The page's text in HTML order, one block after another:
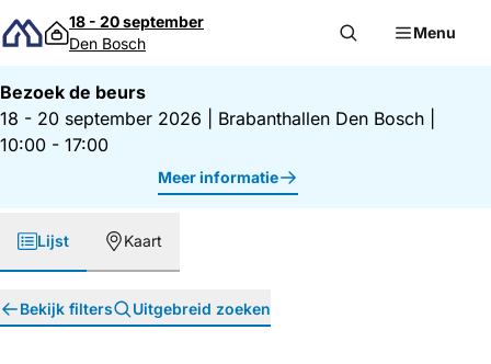
Direct naar inhoud
18 - 20 september
Den Bosch
Menu
Bezoek de beurs
18 - 20 september 2026
Brabanthallen Den Bosch
10:00 - 17:00
Meer informatie
Lijst Kaart
Bekijk filters Uitgebreid zoeken